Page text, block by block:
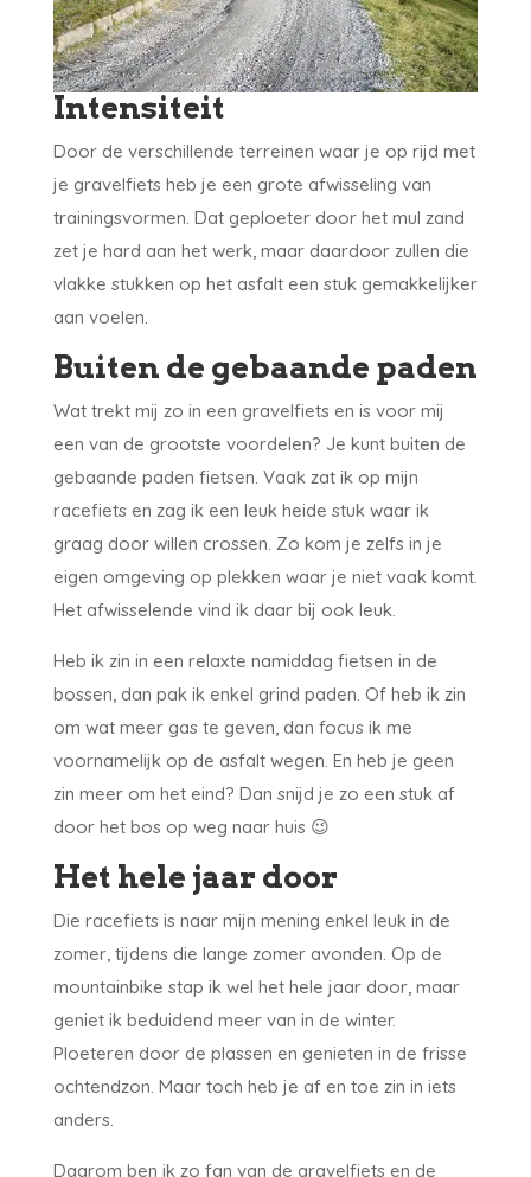
Intensiteit
Door de verschillende terreinen waar je op rijd met
je gravelfiets heb je een grote afwisseling van
trainingsvormen. Dat geploeter door het mul zand
zet je hard aan het werk, maar daardoor zullen die
vlakke stukken op het asfalt een stuk gemakkelijker
aan voelen.
Buiten de gebaande paden
Wat trekt mij zo in een gravelfiets en is voor mij
een van de grootste voordelen? Je kunt buiten de
gebaande paden fietsen. Vaak zat ik op mijn
racefiets en zag ik een leuk heide stuk waar ik
graag door willen crossen. Zo kom je zelfs in je
eigen omgeving op plekken waar je niet vaak komt.
Het afwisselende vind ik daar bij ook leuk.
Heb ik zin in een relaxte namiddag fietsen in de
bossen, dan pak ik enkel grind paden. Of heb ik zin
om wat meer gas te geven, dan focus ik me
voornamelijk op de asfalt wegen. En heb je geen
zin meer om het eind? Dan snijd je zo een stuk af
door het bos op weg naar huis 😉
Het hele jaar door
Die racefiets is naar mijn mening enkel leuk in de
zomer, tijdens die lange zomer avonden. Op de
mountainbike stap ik wel het hele jaar door, maar
geniet ik beduidend meer van in de winter.
Ploeteren door de plassen en genieten in de frisse
ochtendzon. Maar toch heb je af en toe zin in iets
anders.
Daarom ben ik zo fan van de gravelfiets en de